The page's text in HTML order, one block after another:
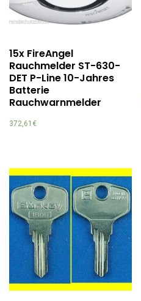
15x FireAngel
Rauchmelder ST-630-
DET P-Line 10-Jahres
Batterie
Rauchwarnmelder
372,61 €